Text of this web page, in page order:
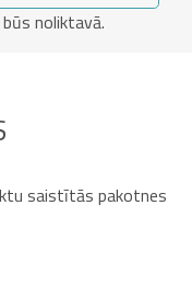
noliktavā.
saistītās pakotnes